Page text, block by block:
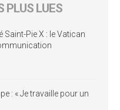
PLUS LUES
Saint-Pie X : le Vatican
: « Je travaille pour un